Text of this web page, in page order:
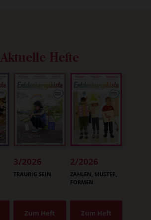
Aktuelle Hefte
3/2026
:
TRAURIG SEIN
Zum Heft
2/2026
:
ZAHLEN, MUSTER,
FORMEN
Zum Heft